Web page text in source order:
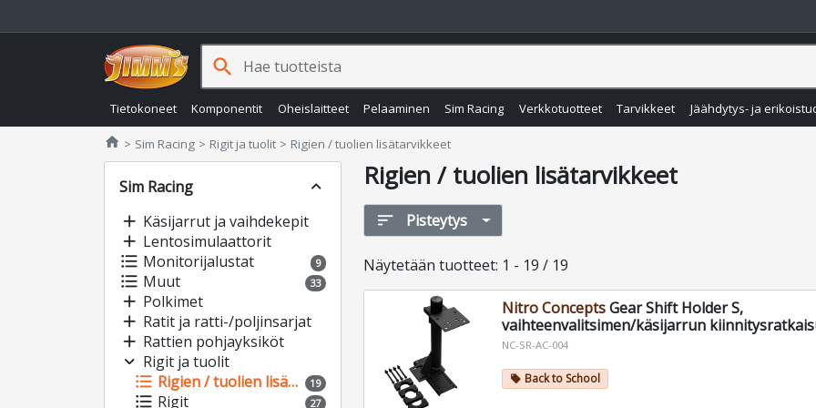
Tietokoneet Komponentit Oheislaitteet Pelaaminen Sim Racing Verkkotuotteet Tarvikkeet Jäähdytys- ja
search
home Jimms.fi
Sim Racing Rigit ja tuolit Rigien / tuolien lisätarvikkeet
Sim Racing
expand_less
add Käsijarrut ja vaihdekepit
add Lentosimulaattorit
format_list_bulleted Monitorijalustat 9
format_list_bulleted Muut 33
add Polkimet
add Ratit ja ratti-/poljinsarjat
add Rattien pohjayksiköt
expand_more Rigit ja tuolit
format_list_bulleted Rigien / tuolien lisätarvikkeet 19
format_list_bulleted Rigit 27
Rigien / tuolien lisätarvikkeet
sort Pisteytys
Näytetään tuotteet: 1 - 19 / 19
Nitro ConceptsGear Shift Holder S,
vaihteenvalitsimen/käsijarrun
NC-SR-AC-004
local_offer Back to School